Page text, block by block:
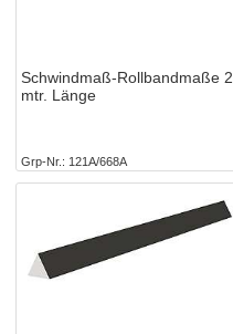
Schwindmaß-Rollbandmaße 2
mtr. Länge
Grp-Nr. 121A/668A